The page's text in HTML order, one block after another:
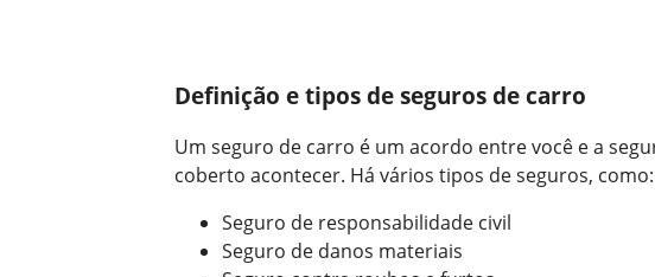
Definição e tipos de seguros de carro
Um seguro de carro é um acordo entre você e a
coberto acontecer. Há vários tipos de seguros, como:
Seguro de responsabilidade civil
Seguro de danos materiais